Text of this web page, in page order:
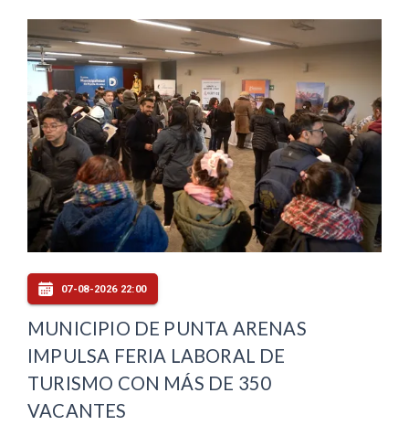
07-08-2026 22:00
MUNICIPIO DE PUNTA ARENAS
IMPULSA FERIA LABORAL DE
TURISMO CON MÁS DE 350
VACANTES